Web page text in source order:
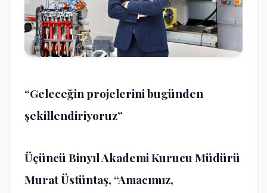
“Geleceğin projelerini bugünden
şekillendiriyoruz”
Üçüncü Binyıl Akademi Kurucu Müdürü
Murat Üstüntaş, “Amacımız,